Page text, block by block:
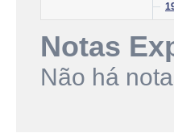
Notas
Não há